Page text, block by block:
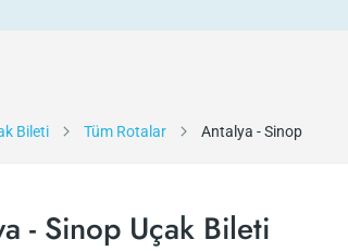
Bileti Tüm Rotalar Antalya - Sinop
- Sinop Uçak Bileti